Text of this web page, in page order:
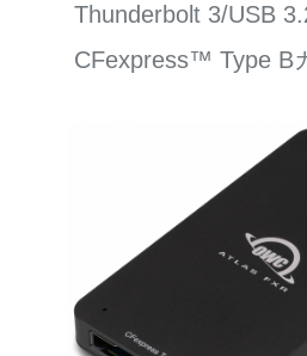
Thunderbolt 3/USB
CFexpress™ Type B